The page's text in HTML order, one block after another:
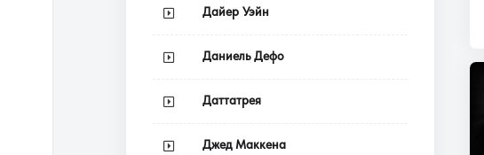
Дайер Уэйн
Даниель Дефо
Даттатрея
Джед Маккена